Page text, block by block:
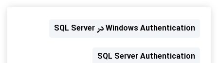
Windows Authentication در SQL Server
SQL Server Authentication